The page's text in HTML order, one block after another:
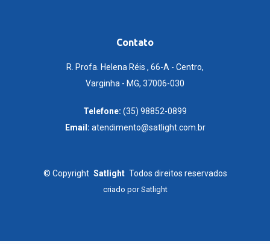
Contato
R. Profa. Helena Réis , 66-A - Centro,
Varginha - MG, 37006-030
Telefone: (35) 98852-0899
Email: atendimento@satlight.com.br
© Copyright Satlight Todos direitos reservados
criado porSatlight